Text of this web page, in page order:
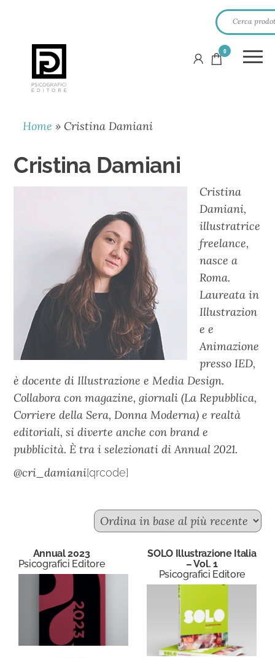
PSICOGRAFICI
EDITORE
0
Home » Cristina Damiani
Cristina Damiani
Cristina
Damiani,
illustratrice
freelance,
nasce a
Roma.
Laureata in
Illustrazion
e e
Animazione
presso IED,
è docente di Illustrazione e Media Design.
Collabora con magazine, giornali (La Repubblica,
Corriere della Sera, Donna Moderna) e realtà
editoriali, si diverte anche con brand e
pubblicità. È tra i selezionati di Annual 2021.
@cri_damiani[qrcode]
Annual 2023
Psicografici Editore
SOLO Illustrazione Italia
– Vol. 1
Psicografici Editore